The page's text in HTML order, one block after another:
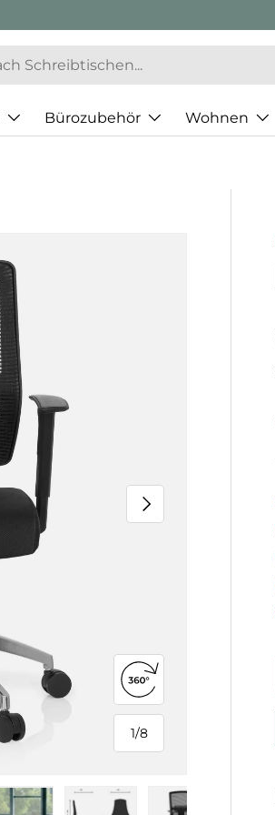
Bürozubehör Wohnen
1/
von
8
Nächste
360°-Ansicht öffnen